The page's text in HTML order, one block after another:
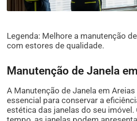
Legenda: Melhore a manutenção
com estores de qualidade.
Manutenção de Janela
A Manutenção de Janela em
essencial para conservar a
estética das janelas do seu imóvel.